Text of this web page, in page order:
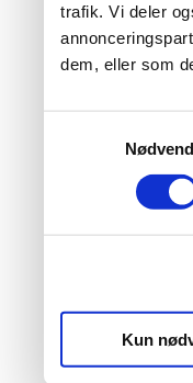
trafik. Vi deler
dem, eller som
Kun